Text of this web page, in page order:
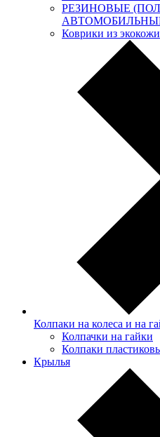
РЕЗИНОВЫЕ
Коврики из экокожи
Колпаки на колеса и на
Колпачки на гайки
Колпаки
Крылья